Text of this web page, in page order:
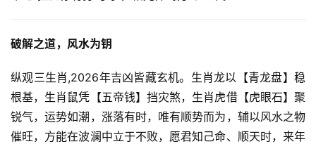
破解之道，风水为钥
纵观三生肖,2026年吉凶皆藏玄机。生肖龙以【青龙盘】稳
根基，生肖鼠凭【五帝钱】挡灾煞，生肖虎借【虎眼石】聚
锐气，运势如潮，涨落有时，唯有顺势而为，辅以风水之物
催旺，方能在波澜中立于不败，愿君知己命、顺天时，来年